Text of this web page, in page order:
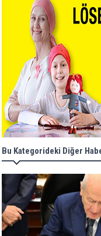
Bu Kategorideki Diğer